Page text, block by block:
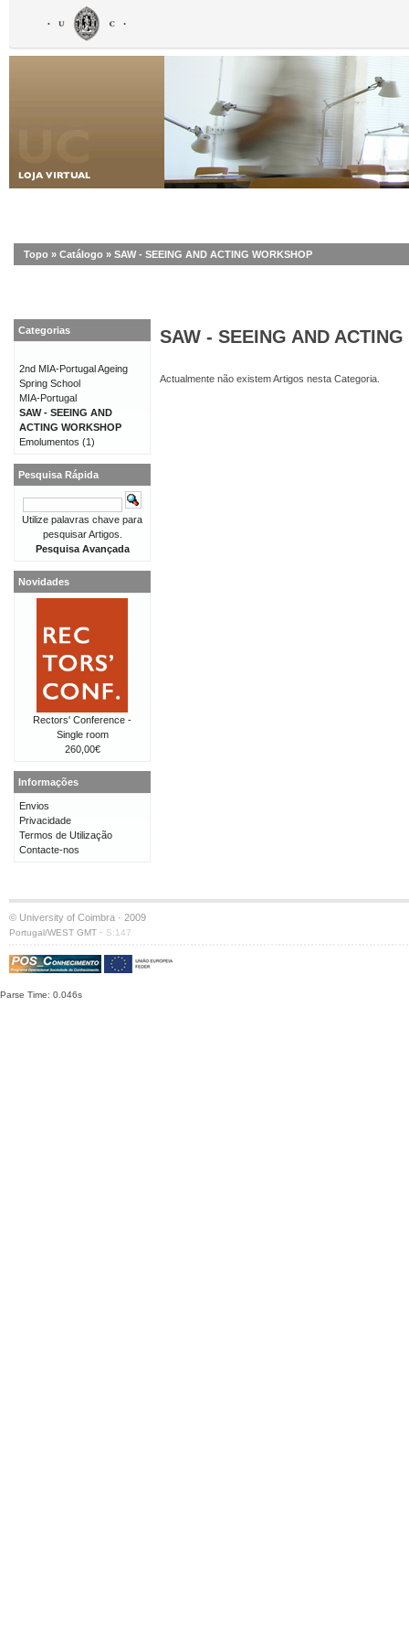
Topo » Catálogo » SAW - SEEING AND ACTING WORKSHOP
SAW - SEEING AND
Actualmente não existem Artigos nesta Categoria.
Categorias
2nd MIA-Portugal Ageing
Spring School
MIA-Portugal
SAW - SEEING AND
ACTING WORKSHOP
Emolumentos (1)
Pesquisa Rápida
Utilize palavras chave para
pesquisar Artigos.
Pesquisa Avançada
Novidades
Rectors' Conference -
Single room
260,00€
Informações
Envios
Privacidade
Termos de Utilização
Contacte-nos
© University of Coimbra · 2009
Portugal/WEST GMT · S:147
Parse Time: 0.046s